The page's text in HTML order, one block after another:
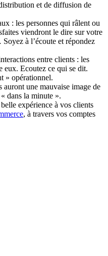
et de diffusion de
: les personnes qui râlent ou
viendront le dire sur votre
à l’écoute et répondez
entre clients : les
eux. Ecoutez ce qui se dit.
» opérationnel.
une mauvaise image de
dans la minute ».
expérience à vos clients
, à travers vos comptes